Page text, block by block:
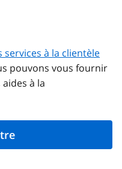
services à la clientèle
pouvons vous fournir
à la